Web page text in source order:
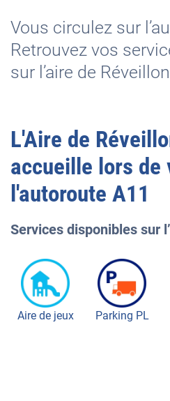
Vous circulez sur
Retrouvez vos
sur l’aire de
L'Aire de
accueille lors
l'autoroute A11
Services disponibles sur
Aire de jeux Parking PL